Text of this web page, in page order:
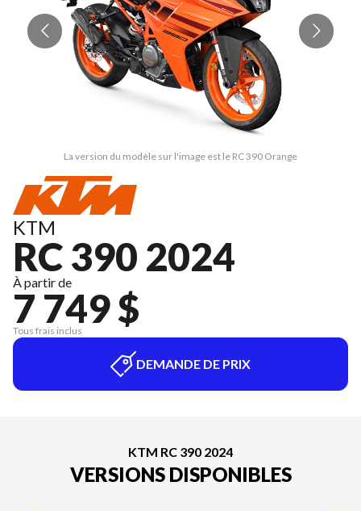
La version du modèle sur l'image est le RC 390 Orange
KTM
RC 390 2024
À partir de
7 749 $
Tous frais inclus
DEMANDE DE PRIX
KTM RC 390 2024
VERSIONS DISPONIBLES